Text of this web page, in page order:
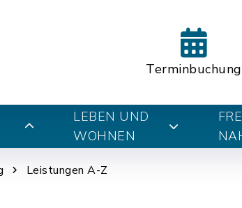
Terminbuchung
LEBEN UND
WOHNEN
Leistungen A-Z